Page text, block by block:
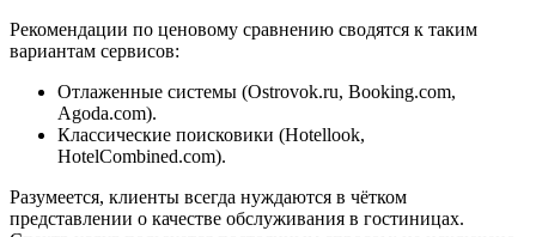
Рекомендации по ценовому сравнению сводятся к таким
вариантам сервисов:
Отлаженные системы (Ostrovok.ru, Booking.com,
Agoda.com).
Классические поисковики (Hotellook,
HotelCombined.com).
Разумеется, клиенты всегда нуждаются в чётком
представлении о качестве обслуживания в гостиницах.